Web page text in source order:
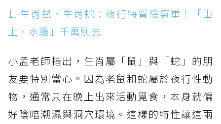
1. 生肖鼠、生肖蛇：夜行特質陰氣重！「山
上、水邊」千萬別去
小孟老師指出，生肖屬「鼠」與「蛇」的朋
友要特別當心。因為老鼠和蛇屬於夜行性動
物，通常只在晚上出來活動覓食，本身就偏
好陰暗潮濕與洞穴環境。這樣的特性讓這兩